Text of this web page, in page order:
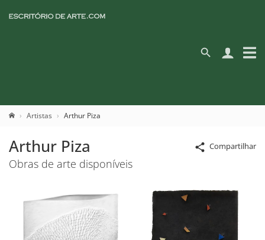
Artistas Arthur Piza
Compartilhar
Arthur Piza
Obras de arte disponíveis